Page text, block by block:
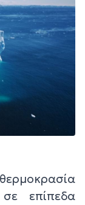
επίπεδα